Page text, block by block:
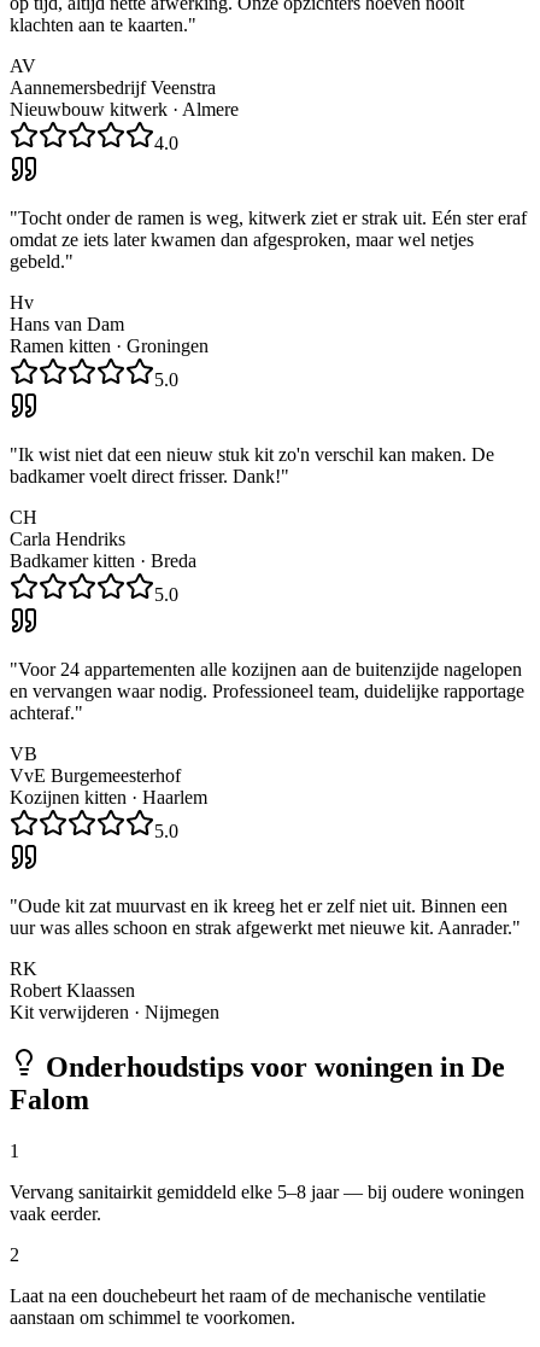
klachten aan te kaarten."
AV
Aannemersbedrijf Veenstra
Nieuwbouw kitwerk · Almere
4.0
"Tocht onder de ramen is weg, kitwerk ziet er strak uit. Eén ster eraf
omdat ze iets later kwamen dan afgesproken, maar wel netjes
gebeld."
Hv
Hans van Dam
Ramen kitten · Groningen
5.0
"Ik wist niet dat een nieuw stuk kit zo'n verschil kan maken. De
badkamer voelt direct frisser. Dank!"
CH
Carla Hendriks
Badkamer kitten · Breda
5.0
"Voor 24 appartementen alle kozijnen aan de buitenzijde nagelopen
en vervangen waar nodig. Professioneel team, duidelijke rapportage
achteraf."
VB
VvE Burgemeesterhof
Kozijnen kitten · Haarlem
5.0
"Oude kit zat muurvast en ik kreeg het er zelf niet uit. Binnen een
uur was alles schoon en strak afgewerkt met nieuwe kit. Aanrader."
RK
Robert Klaassen
Kit verwijderen · Nijmegen
Onderhoudstips voor woningen in De
Falom
1
Vervang sanitairkit gemiddeld elke 5–8 jaar — bij oudere woningen
vaak eerder.
2
Laat na een douchebeurt het raam of de mechanische ventilatie
aanstaan om schimmel te voorkomen.